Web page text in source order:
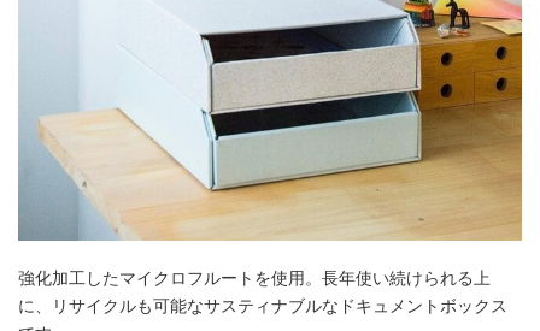
強化加工したマイクロフルートを使用。長年使い続けられる上
に、リサイクルも可能なサスティナブルなドキュメントボックス